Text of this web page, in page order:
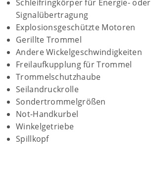
Schleifringkörper für Energie- oder
Signalübertragung
Explosionsgeschützte Motoren
Gerillte Trommel
Andere Wickelgeschwindigkeiten
Freilaufkupplung für Trommel
Trommelschutzhaube
Seilandruckrolle
Sondertrommelgrößen
Not-Handkurbel
Winkelgetriebe
Spillkopf